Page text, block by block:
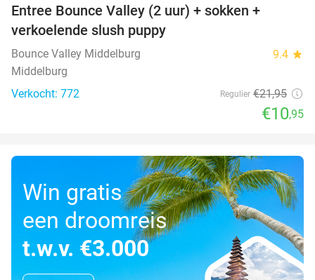
Entree Bounce Valley (2 uur) + sokken +
verkoelende slush puppy
Bounce Valley Middelburg 9.4 star
Middelburg
Verkocht: 772
Regulier €21,95
€10,95
Win gratis
een droomreis
t.w.v. €3.000